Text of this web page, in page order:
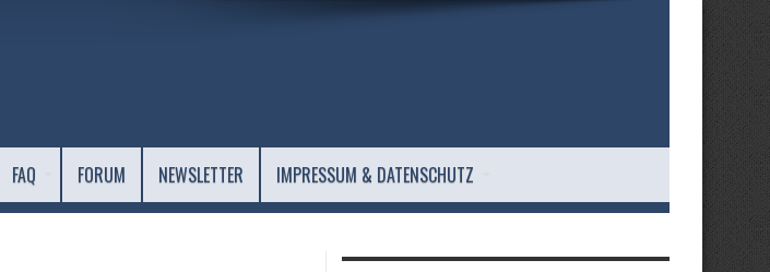
FAQ FORUM NEWSLETTER IMPRESSUM & DATENSCHUTZ